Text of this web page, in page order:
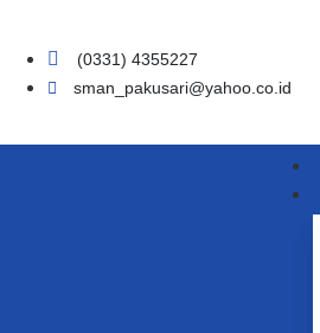
(0331) 4355227
sman_pakusari@yahoo.co.id